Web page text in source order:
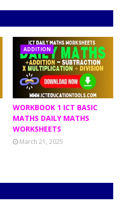
ADDITION
WORKBOOK 1 ICT BASIC
MATHS DAILY MATHS
WORKSHEETS
March 21, 2025